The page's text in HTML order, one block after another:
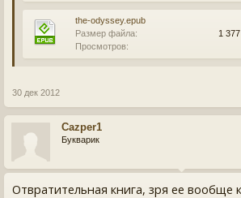
the-odyssey.epub
Размер файла:
1
Просмотров:
30 дек 2012
Cazper1
Букварик
Отвратительная книга, зря ее вообще